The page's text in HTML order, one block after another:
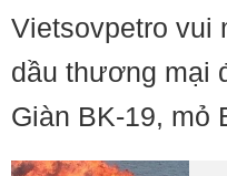
Vietsovpetro vui
dầu thương mại
Giàn BK-19, mỏ